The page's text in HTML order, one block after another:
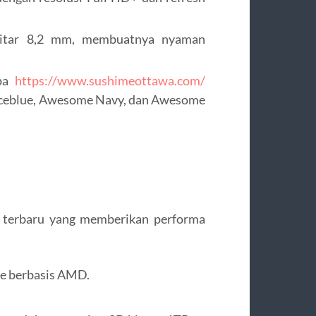
8,2 mm, membuatnya nyaman
https://www.sushimeottawa.com/
Awesome Navy, dan Awesome
yang memberikan performa
berbasis AMD.